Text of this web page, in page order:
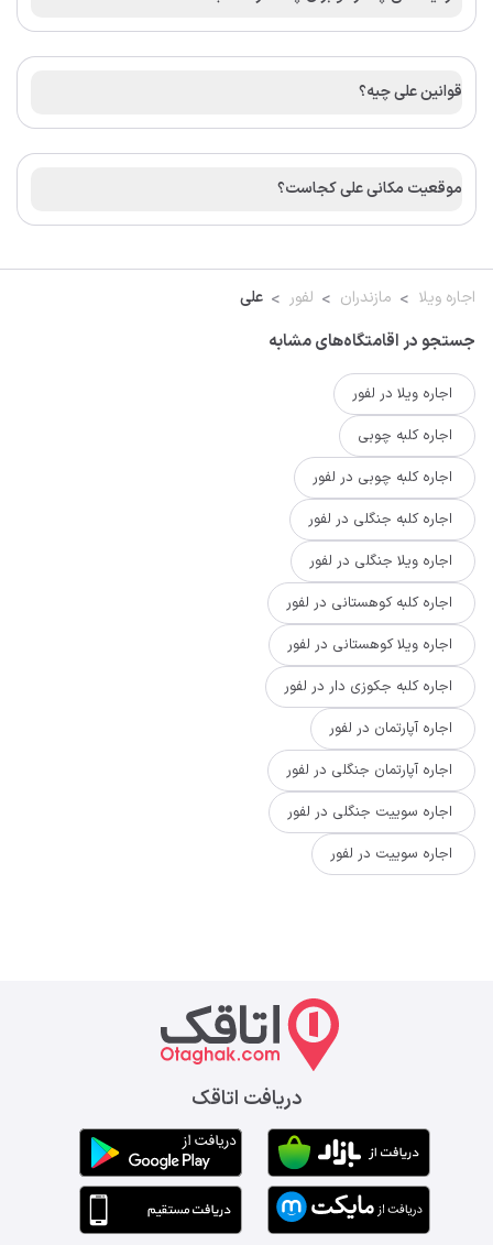
قوانین علی چیه؟
موقعیت مکانی علی کجاست؟
اجاره ویلا مازندران لفور علی
جستجو در اقامتگاه‌های مشابه
اجاره ویلا در لفور
اجاره کلبه چوبی
اجاره کلبه چوبی در لفور
اجاره کلبه جنگلی در لفور
اجاره ویلا جنگلی در لفور
اجاره کلبه کوهستانی در لفور
اجاره ویلا کوهستانی در لفور
اجاره کلبه جکوزی دار در لفور
اجاره آپارتمان در لفور
اجاره آپارتمان جنگلی در لفور
اجاره سوییت جنگلی در لفور
اجاره سوییت در لفور
دریافت اتاقک